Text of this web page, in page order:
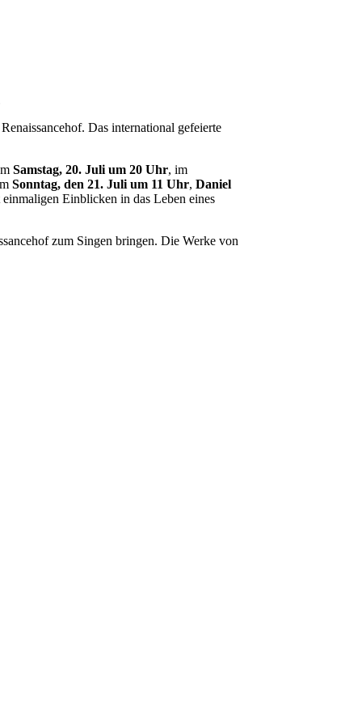
Das international gefeierte
Samstag, 20. Juli um 20 Uhr, im
Sonntag, den 21. Juli um 11 Uhr, Daniel
Einblicken in das Leben eines
zum Singen bringen. Die Werke von